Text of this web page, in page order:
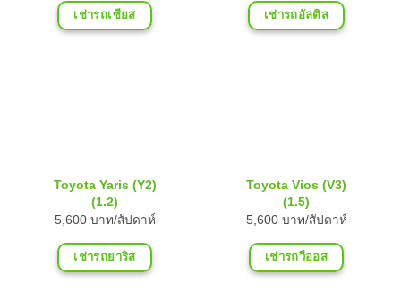
เช่ารถเซียส เช่ารถอัลติส
Toyota Yaris (Y2)
(1.2)
5,600 บาท/สัปดาห์
เช่ารถยาริส
Toyota Vios (V3)
(1.5)
5,600 บาท/สัปดาห์
เช่ารถวีออส